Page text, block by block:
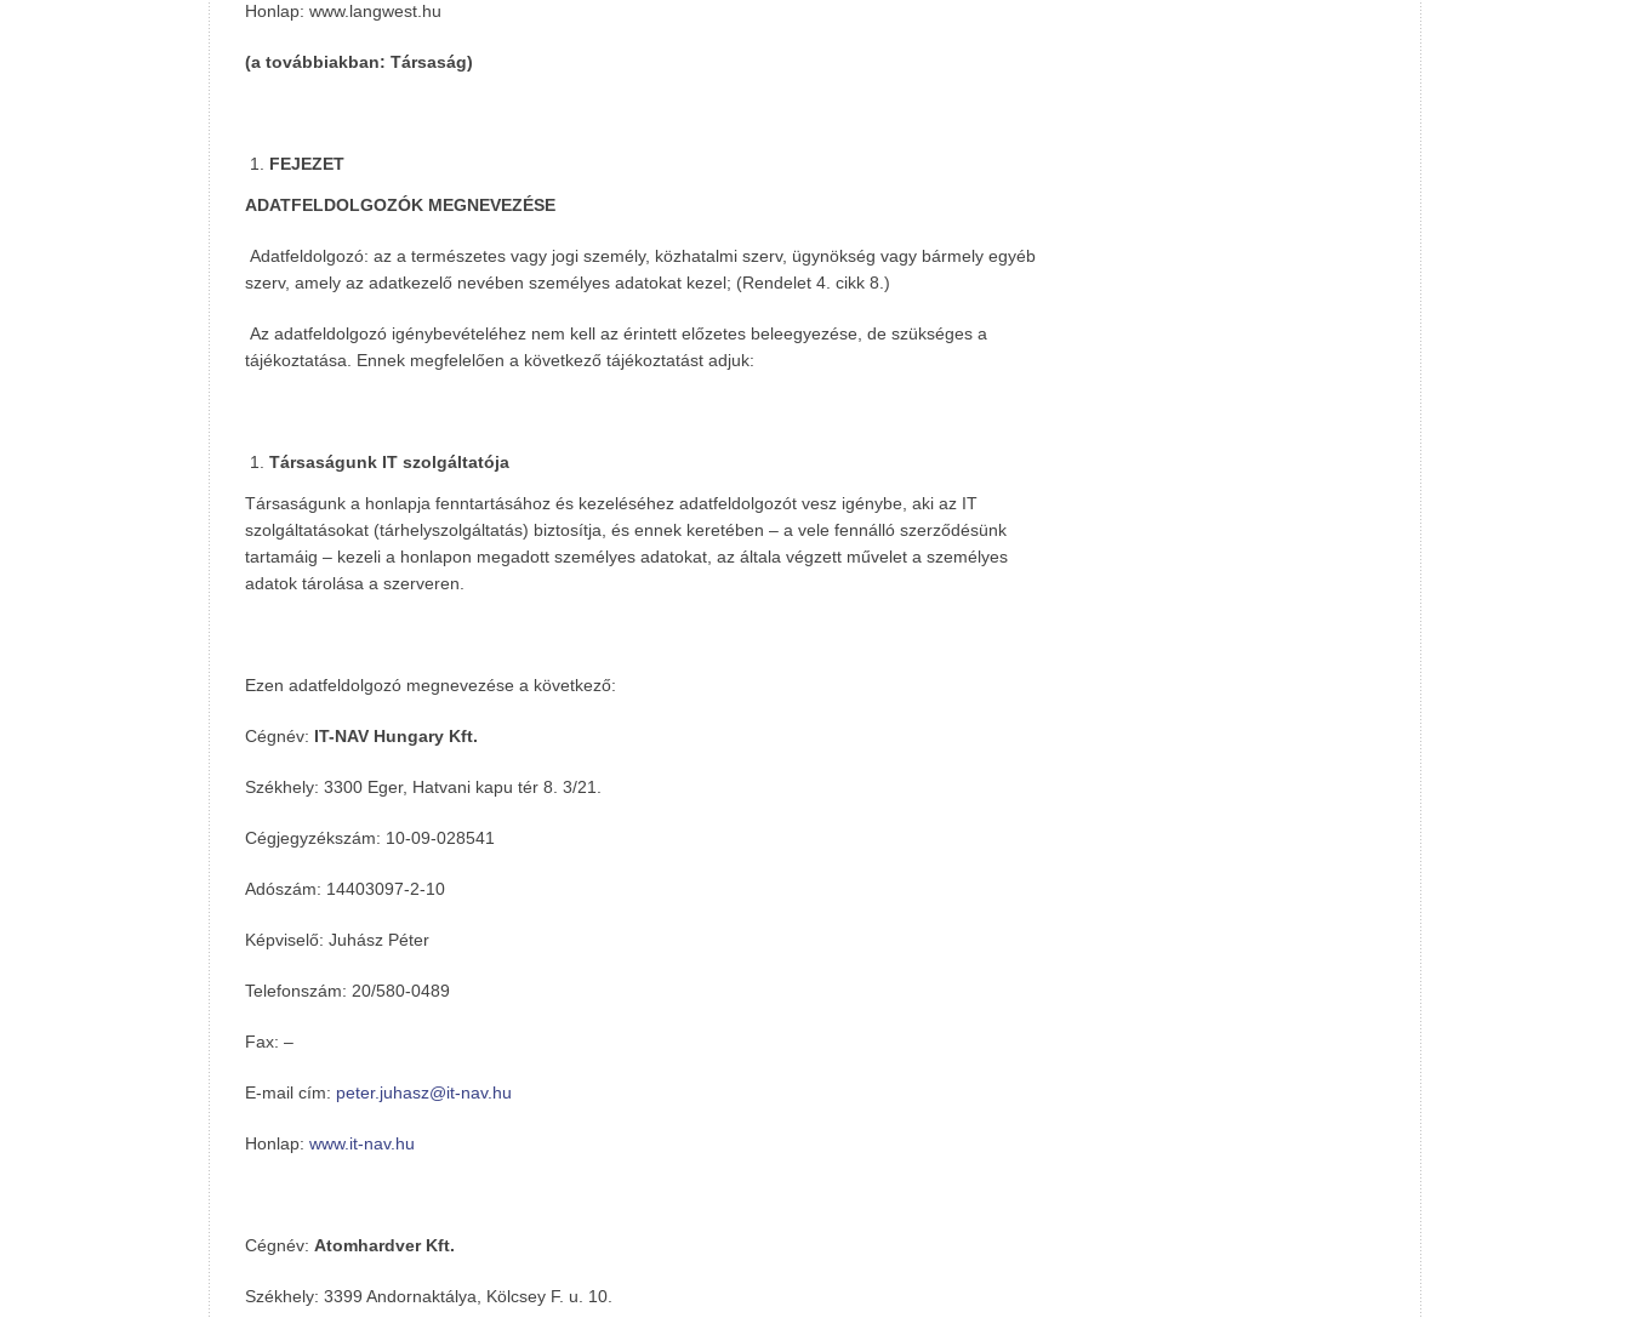
Honlap: www.langwest.hu
(a továbbiakban: Társaság)
FEJEZET
ADATFELDOLGOZÓK MEGNEVEZÉSE
Adatfeldolgozó: az a természetes vagy jogi személy, közhatalmi szerv, ügynökség vagy bármely egyéb
szerv, amely az adatkezelő nevében személyes adatokat kezel; (Rendelet 4. cikk 8.)
Az adatfeldolgozó igénybevételéhez nem kell az érintett előzetes beleegyezése, de szükséges a
tájékoztatása. Ennek megfelelően a következő tájékoztatást adjuk:
Társaságunk IT szolgáltatója
Társaságunk a honlapja fenntartásához és kezeléséhez adatfeldolgozót vesz igénybe, aki az IT
szolgáltatásokat (tárhelyszolgáltatás) biztosítja, és ennek keretében – a vele fennálló szerződésünk
tartamáig – kezeli a honlapon megadott személyes adatokat, az általa végzett művelet a személyes
adatok tárolása a szerveren.
Ezen adatfeldolgozó megnevezése a következő:
Cégnév: IT-NAV Hungary Kft.
Székhely: 3300 Eger, Hatvani kapu tér 8. 3/21.
Cégjegyzékszám: 10-09-028541
Adószám: 14403097-2-10
Képviselő: Juhász Péter
Telefonszám: 20/580-0489
Fax: –
E-mail cím: peter.juhasz@it-nav.hu
Honlap: www.it-nav.hu
Cégnév: Atomhardver Kft.
Székhely: 3399 Andornaktálya, Kölcsey F. u. 10.